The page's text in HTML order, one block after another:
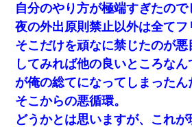
自分のやり方が極端すぎたので
夜の外出原則禁止以外は全てフ
そこだけを頑なに禁じたのが悪
してみれば他の良いところな
が俺の総てになってしまったん
そこからの悪循環。
どうかとは思いますが、これが